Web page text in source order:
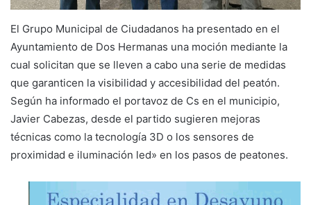
El Grupo Municipal de Ciudadanos ha presentado en el
Ayuntamiento de Dos Hermanas una moción mediante la
cual solicitan que se lleven a cabo una serie de medidas
que garanticen la visibilidad y accesibilidad del peatón.
Según ha informado el portavoz de Cs en el municipio,
Javier Cabezas, desde el partido sugieren mejoras
técnicas como la tecnología 3D o los sensores de
proximidad e iluminación led» en los pasos de peatones.